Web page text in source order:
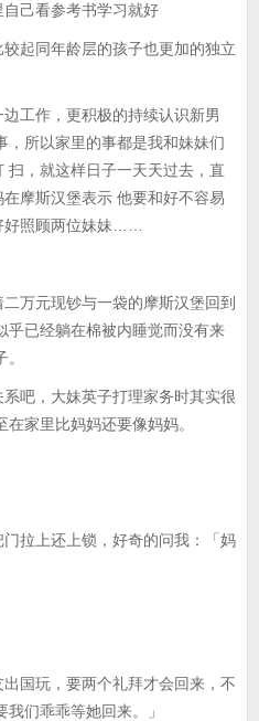
己看参考书学习就好
起同年龄层的孩子也更加的独立
工作，更积极的持续认识新男
，所以家里的事都是我和妹妹们
扫，就这样日子一天天过去，直
摩斯汉堡表示 他要和好不容易
好照顾两位妹妹……
元现钞与一袋的摩斯汉堡回到
乎已经躺在棉被内睡觉而没有来
吧，大妹英子打理家务时其实很
家里比妈妈还要像妈妈。
拉上还上锁，好奇的问我：「妈
国玩，要两个礼拜才会回来，不
们乖乖等她回来。」